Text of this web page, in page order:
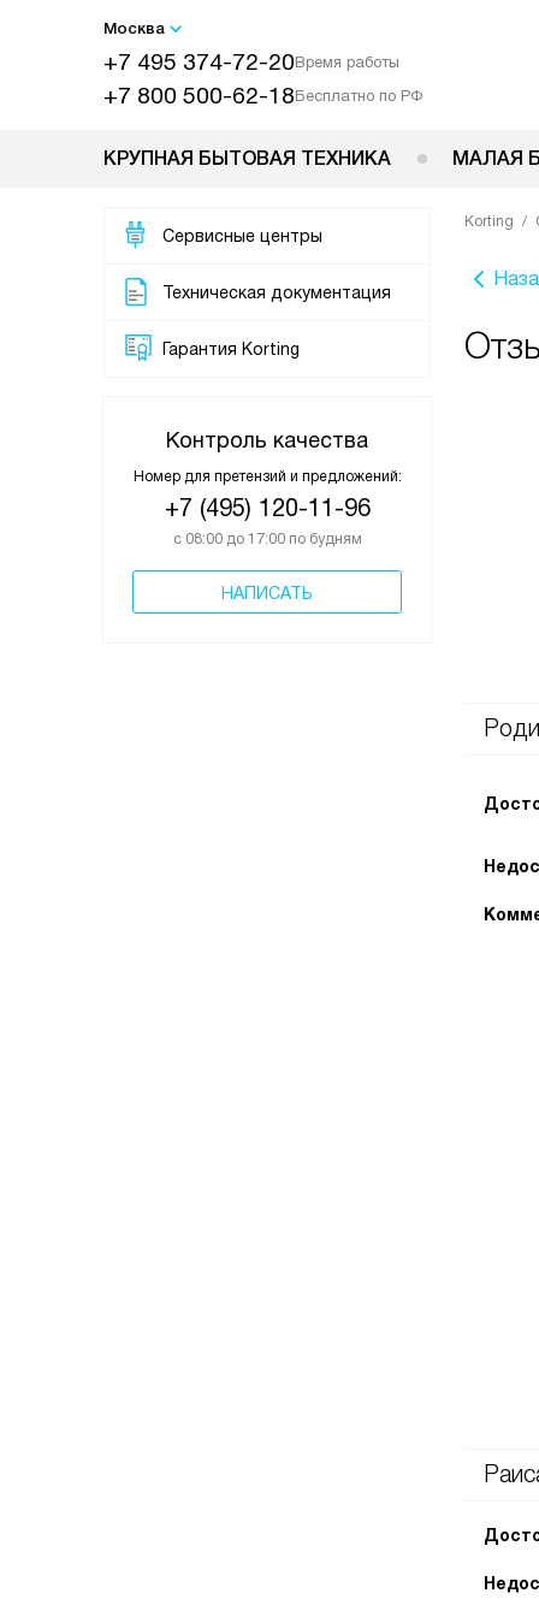
Москва
+7 495 374-72-20Время работы
+7 800 500-62-18Бесплатно по РФ
КРУПНАЯ БЫТОВАЯ ТЕХНИКА МАЛАЯ
Сервисные центры
Техническая документация
Гарантия Korting
Контроль качества
Номер для претензий и предложений:
+7 (495) 120-11-96
с 08:00 до 17:00 по будням
НАПИСАТЬ
Korting